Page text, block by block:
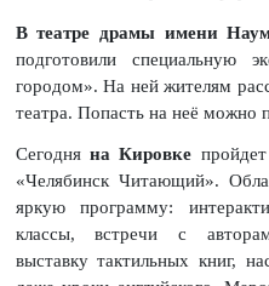
В театре драмы имени
подготовили специальную
городом». На ней жителям
театра. Попасть на неё можно
Сегодняна Кировке
«Челябинск Читающий».
яркую программу:
классы, встречи с
выставку тактильных книг,